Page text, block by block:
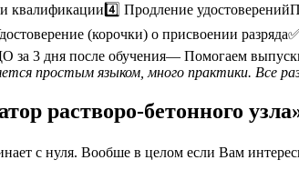
Продление
(корочки) о присвоении
3 дня после обучения— Помогаем
простым языком, много практики. Все
растворо-бетонного
с нуля. Вообше в целом если Вам